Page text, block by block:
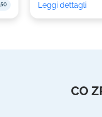
Leggi dettagli
CO